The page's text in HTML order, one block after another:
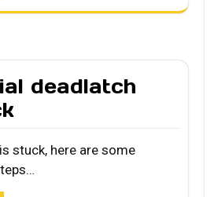
deadlatch
stuck, here are some